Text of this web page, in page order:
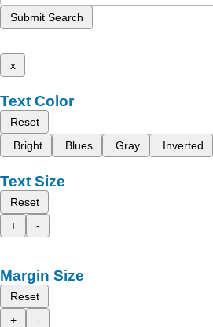
Submit Search
x
Text Color
Reset
Bright
Blues Gray Inverted
Text Size
Reset
+
-
Margin Size
Reset
+
-